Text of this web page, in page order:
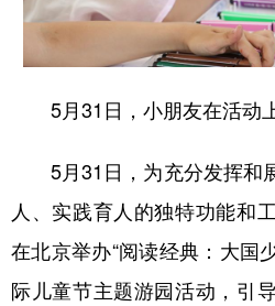
5月31日，小朋友在活动上
5月31日，为充分发挥和
人、实践育人的独特功能和
在北京举办“阅读经典：大国
际儿童节主题游园活动，引